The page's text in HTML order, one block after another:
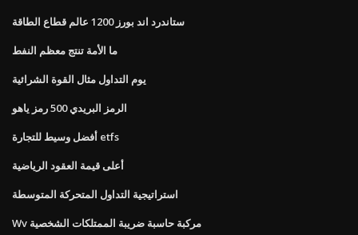
ستاندرد اند بورز 1200 عالم قطاع الطاقة
ما الأمة تنتج معظم النفط
يوم التداول مثال القوة الشرائية
الرمز البريدي 500 رمز ياهو
أفضل وسيط للتجارة etfs
أعلى قيمة العقود الرياضية
استراتيجية التداول المتحركة المتوسطة
Wv مركبة حاسبة ضريبة الممتلكات الشخصية